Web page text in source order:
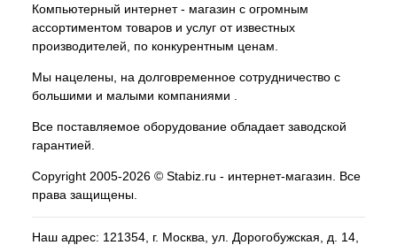
Компьютерный интернет - магазин с огромным
ассортиментом товаров и услуг от известных
производителей, по конкурентным ценам.
Мы нацелены, на долговременное сотрудничество с
большими и малыми компаниями .
Все поставляемое оборудование обладает заводской
гарантией.
Copyright 2005-2026 © Stabiz.ru - интернет-магазин. Все
права защищены.
Наш адрес: 121354, г. Москва , ул. Дорогобужская, д. 14,